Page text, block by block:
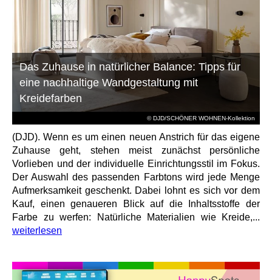
© DJD/SCHÖNER WOHNEN-Kollektion
Das Zuhause in natürlicher Balance: Tipps für
eine nachhaltige Wandgestaltung mit
Kreidefarben
(DJD). Wenn es um einen neuen Anstrich für das eigene
Zuhause geht, stehen meist zunächst persönliche
Vorlieben und der individuelle Einrichtungsstil im Fokus.
Der Auswahl des passenden Farbtons wird jede Menge
Aufmerksamkeit geschenkt. Dabei lohnt es sich vor dem
Kauf, einen genaueren Blick auf die Inhaltsstoffe der
Farbe zu werfen: Natürliche Materialien wie Kreide,...
weiterlesen